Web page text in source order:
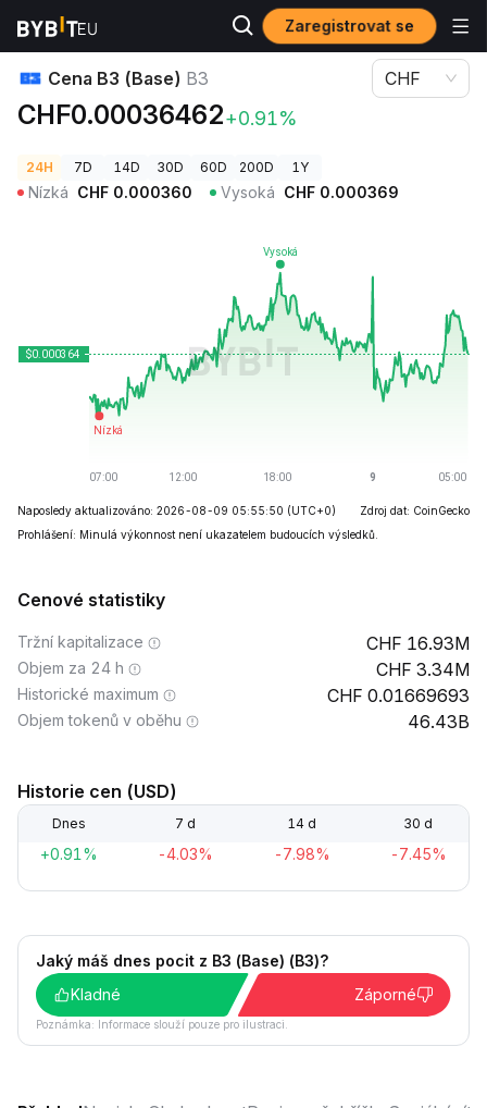
Zaregistrovat se
Ceny kryptoměn Cena B3 (Base) B3
Cena B3 (Base) B3
CHF0.00036462+0.91%
CHF
24H 7D 14D 30D 60D 200D 1Y
Nízká CHF 0.000360 Vysoká CHF 0.000369
Naposledy aktualizováno: 2026-08-09 05:55:50 (UTC+0)
Zdroj dat: CoinGecko
Prohlášení: Minulá výkonnost není ukazatelem budoucích výsledků.
Cenové statistiky
Tržní kapitalizace 16.93M
Objem za 24 h 3.34M
Historické maximum 0.01669693
Objem tokenů v oběhu 46.43B
Historie cen (USD)
Dnes 7 d 14 d 30 d
+0.91% -4.03% -7.98% -7.45%
Jaký máš dnes pocit z B3 (Base) (B3)?
Kladné
Záporné
Poznámka: Informace slouží pouze pro ilustraci.